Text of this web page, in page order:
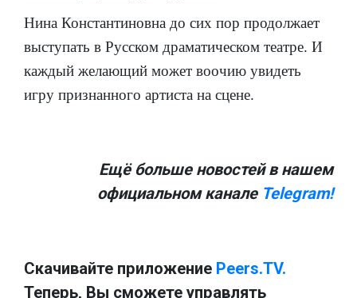
Нина Константиновна до сих пор продолжает
выступать в Русском драматическом театре. И
каждый желающий может воочию увидеть
игру признанного артиста на сцене.
Ещё больше новостей в нашем
официальном канале Telegram!
Скачивайте приложение Peers.TV.
Теперь, Вы сможете управлять